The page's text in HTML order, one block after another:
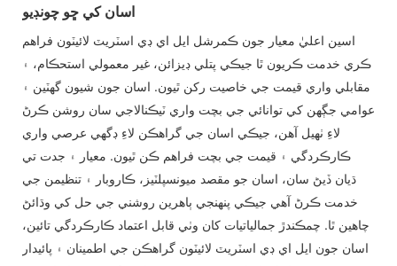
اسان کي ڇو چونڊيو
اسين اعليٰ معيار جون ڪمرشل ايل اي ڊي اسٽريٽ لائيٽون فراهم
ڪري خدمت ڪريون ٿا جيڪي پتلي ڊيزائن، غير معمولي استحڪام، ۽
مقابلي واري قيمت جي خاصيت رکن ٿيون. اسان جون شيون گهٽين ۽
عوامي جڳهن کي توانائي جي بچت واري ٽيڪنالاجي سان روشن ڪرڻ
لاءِ ٺهيل آهن، جيڪي اسان جي گراهڪن لاءِ ڊگهي عرصي واري
ڪارڪردگي ۽ قيمت جي بچت فراهم ڪن ٿيون. معيار ۽ جدت تي
ڌيان ڏيڻ سان، اسان جو مقصد ميونسپلٽيز، ڪاروبار ۽ تنظيمن جي
خدمت ڪرڻ آهي جيڪي پنهنجي ٻاهرين روشني جي حل کي وڌائڻ
چاهين ٿا. چمڪندڙ جمالياتيات کان وٺي قابل اعتماد ڪارڪردگي تائين،
اسان جون ايل اي ڊي اسٽريٽ لائيٽون گراهڪن جي اطمينان ۽ پائيدار